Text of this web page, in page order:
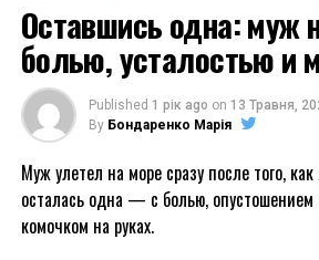
Оставшись одна: муж
болью, усталостью и
Published 1 рік ago on 13 Травня,
By Бондаренко Марія
Муж улетел на море сразу после того,
осталась одна — с болью, опустошением
комочком на руках.